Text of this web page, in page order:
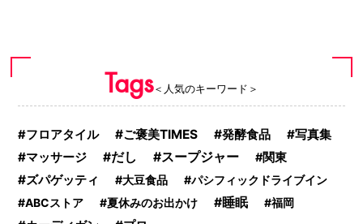
Tags＜人気のキーワード＞
フロアタイル ご褒美TIMES 発酵食品
写真集
マッサージ
だし スープジャー 関東
ズパゲッティ 大豆食品
パシフィックドライブイン
ABCストア
夏休みのお出かけ 睡眠 福岡